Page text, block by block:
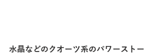
水晶などのクオーツ系のパワーストー